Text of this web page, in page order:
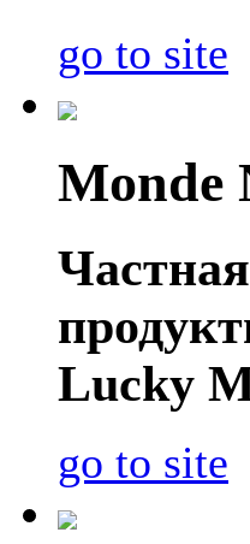
go to site
Monde
Lucky
go to site